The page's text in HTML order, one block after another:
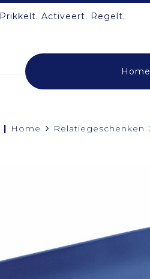
Prikkelt. Activeert. Regelt.
Home
| Home Relatiegeschenken